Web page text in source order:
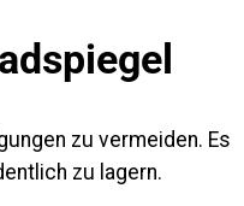
zu vermeiden. Es
zu lagern.